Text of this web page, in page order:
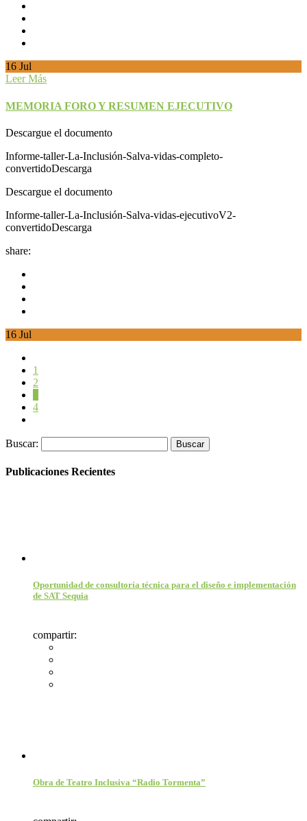
16 Jul
Leer Más
MEMORIA FORO Y RESUMEN EJECUTIVO
Descargue el documento
Informe-taller-La-Inclusión-Salva-vidas-completo-
convertidoDescarga
Descargue el documento
Informe-taller-La-Inclusión-Salva-vidas-ejecutivoV2-
convertidoDescarga
share:
16 Jul
1
2
4
Buscar:
Publicaciones Recientes
Oportunidad de consultoría técnica para el diseño e implementación
de SAT Sequia
compartir:
Obra de Teatro Inclusiva “Radio Tormenta”